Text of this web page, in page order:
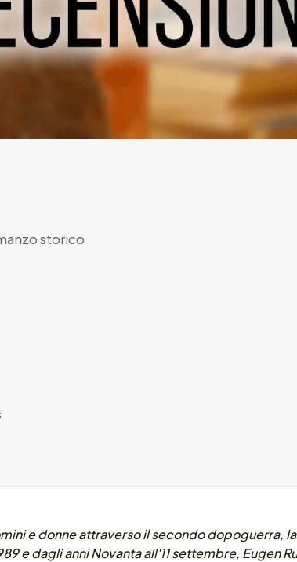
storico
e donne attraverso il secondo dopoguerra,
e dagli anni Novanta all'11 settembre, Eugen